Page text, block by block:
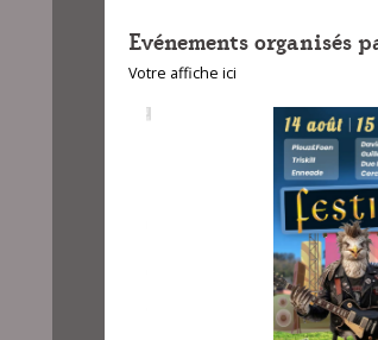
Evénements organisés
Votre affiche ici